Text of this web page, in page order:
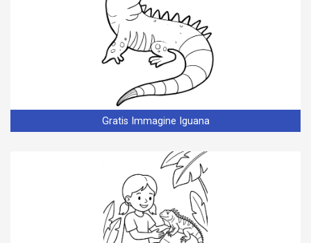
Gratis Immagine Iguana